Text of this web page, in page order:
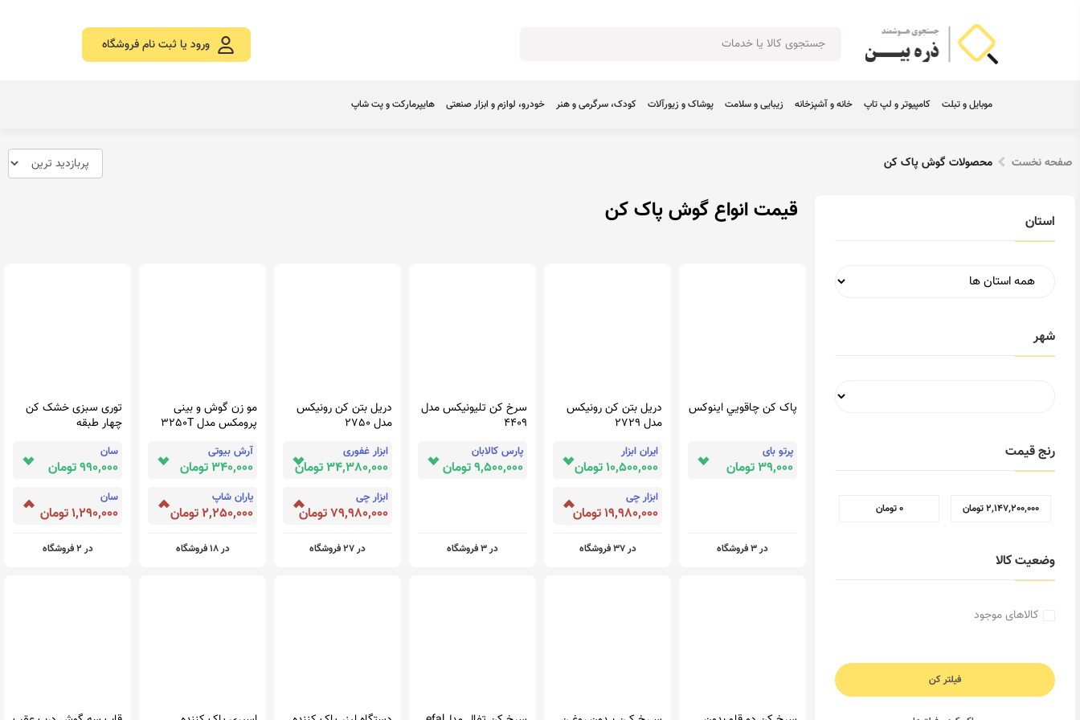
ورود یا ثبت نام فروشگاه
موبایل و تبلت کامپیوتر و لپ تاپ خانه و آشپزخانه زیبایی و سلامت پوشاک و زیورآلات کودک، سرگرمی و هنر خودرو، لوازم و ابزار صنعتی هایپرمارکت و پت شاپ
صفحه نخست محصولات گوش پاک کن
استان
شهر
رنج قیمت
0 تومان 2,147,200,000 تومان
وضعیت کالا
کالاهای موجود
فیلتر کن
قیمت انواع گوش پاک کن
پاک کن چاقويي اينوکس
پرتو بای
39,000 تومان
در 3 فروشگاه
دریل بتن کن رونیکس
مدل 2729
ایران ابزار
10,500,000 تومان
ابزار چی
19,980,000 تومان
در 37 فروشگاه
سرخ کن تلیونیکس مدل
4409
پارس کالابان
9,500,000 تومان
در 3 فروشگاه
دریل بتن کن رونیکس
مدل 2750
ابزار غفوری
34,380,000 تومان
ابزار چی
79,980,000 تومان
در 27 فروشگاه
مو زن گوش و بینی
پرومکس مدل 3250T
آرش بیوتی
340,000 تومان
یاران شاپ
2,250,000 تومان
در 18 فروشگاه
توری سبزی خشک کن
چهار طبقه
سان
990,000 تومان
سان
1,290,000 تومان
در 2 فروشگاه